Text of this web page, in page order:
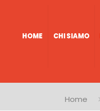
HOME CHI SIAMO
Home